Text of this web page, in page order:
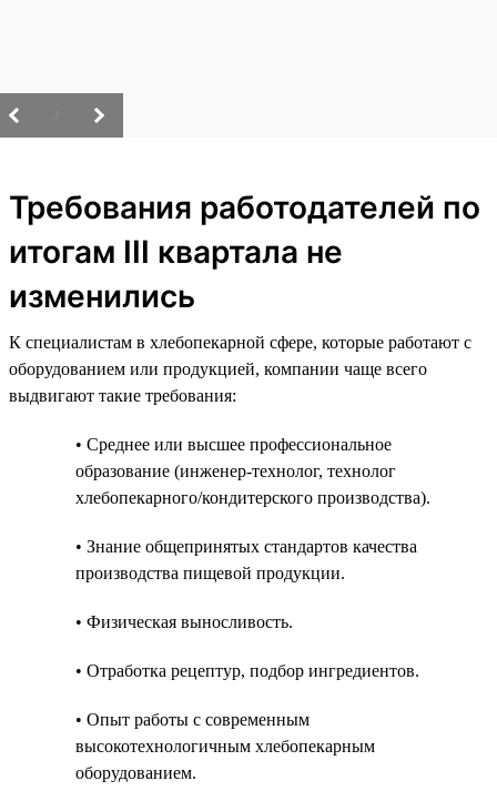
Требования работодателей по
итогам III квартала не
изменились
К специалистам в хлебопекарной сфере, которые работают с
оборудованием или продукцией, компании чаще всего
выдвигают такие требования:
• Среднее или высшее профессиональное
образование (инженер-технолог, технолог
хлебопекарного/кондитерского производства).
• Знание общепринятых стандартов качества
производства пищевой продукции.
• Физическая выносливость.
• Отработка рецептур, подбор ингредиентов.
• Опыт работы с современным
высокотехнологичным хлебопекарным
оборудованием.